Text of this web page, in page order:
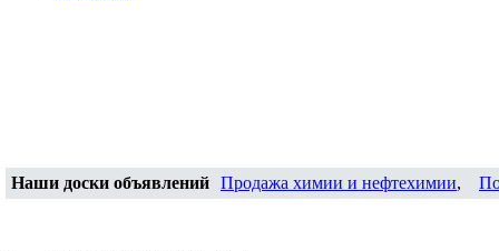
Наши доски объявлений Продажа химии и нефтехимии,